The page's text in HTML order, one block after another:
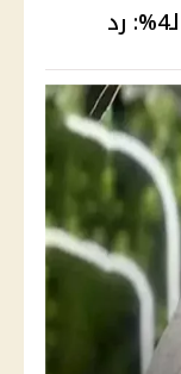
القصة الكاملة لأزمة ريم صاحبة الـ4%: رد